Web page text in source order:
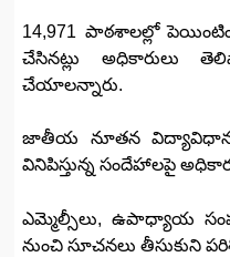
14,971 పాఠశాలల్లో
చేసినట్లు అధికారులు
చేయాలన్నారు.
జాతీయ నూతన
వినిపిస్తున్న సందేహాలపై
ఎమ్మెల్సీలు, ఉపాధ్యాయ
నుంచి సూచనలు తీసుకుని